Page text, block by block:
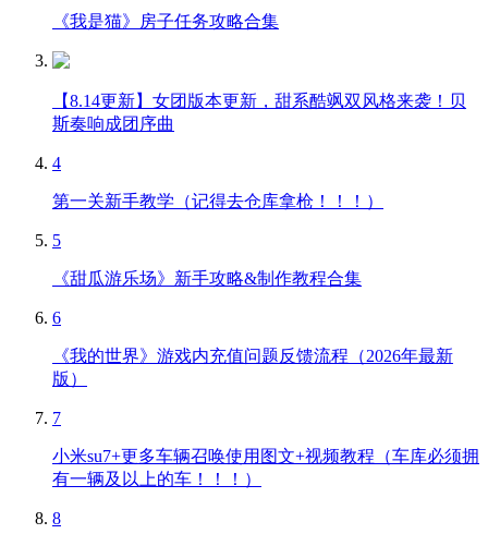
《我是猫》房子任务攻略合集
【8.14更新】女团版本更新，甜系酷飒双风格来袭！贝
斯奏响成团序曲
4
第一关新手教学（记得去仓库拿枪！！！）
5
《甜瓜游乐场》新手攻略&制作教程合集
6
《我的世界》游戏内充值问题反馈流程（2026年最新
版）
7
小米su7+更多车辆召唤使用图文+视频教程（车库必须拥
有一辆及以上的车！！！）
8